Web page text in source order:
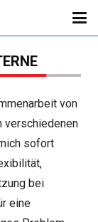
von
verschiedenen
sofort
bei
eine